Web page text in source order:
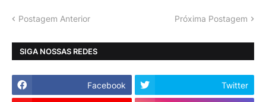
Postagem Anterior Próxima Postagem
SIGA NOSSAS REDES
Facebook Twitter